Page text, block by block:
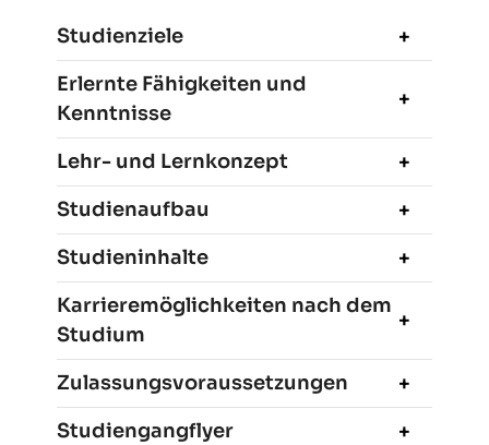
Studienziele
Erlernte Fähigkeiten und
Kenntnisse
Lehr- und Lernkonzept
Studienaufbau
Studieninhalte
Karrieremöglichkeiten nach dem
Studium
Zulassungsvoraussetzungen
Studiengangflyer